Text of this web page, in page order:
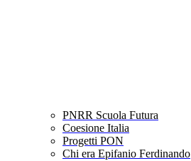
PNRR Scuola Futura
Coesione Italia
Progetti PON
Chi era Epifanio Ferdinando